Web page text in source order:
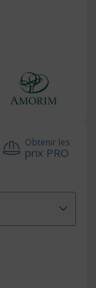
Obtenir les
prix PRO